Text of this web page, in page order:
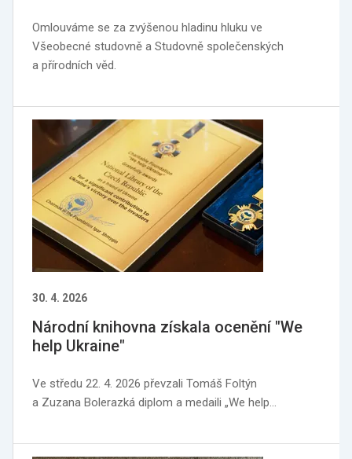
Omlouváme se za zvýšenou hladinu hluku ve
Všeobecné studovně a Studovně společenských
a přírodních věd.
30. 4. 2026
Národní knihovna získala ocenění "We
help Ukraine"
Ve středu 22. 4. 2026 převzali Tomáš Foltýn
a Zuzana Bolerazká diplom a medaili „We help…